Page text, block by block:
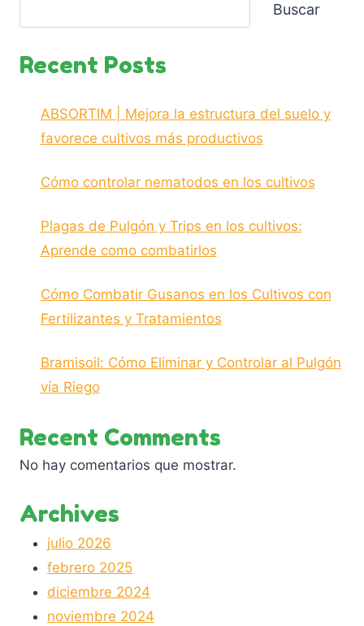
Buscar
Recent Posts
ABSORTIM | Mejora la estructura del suelo y
favorece cultivos más productivos
Cómo controlar nematodos en los cultivos
Plagas de Pulgón y Trips en los cultivos:
Aprende como combatirlos
Cómo Combatir Gusanos en los Cultivos con
Fertilizantes y Tratamientos
Bramisoil: Cómo Eliminar y Controlar al Pulgón
vía Riego
Recent Comments
No hay comentarios que mostrar.
Archives
julio 2026
febrero 2025
diciembre 2024
noviembre 2024